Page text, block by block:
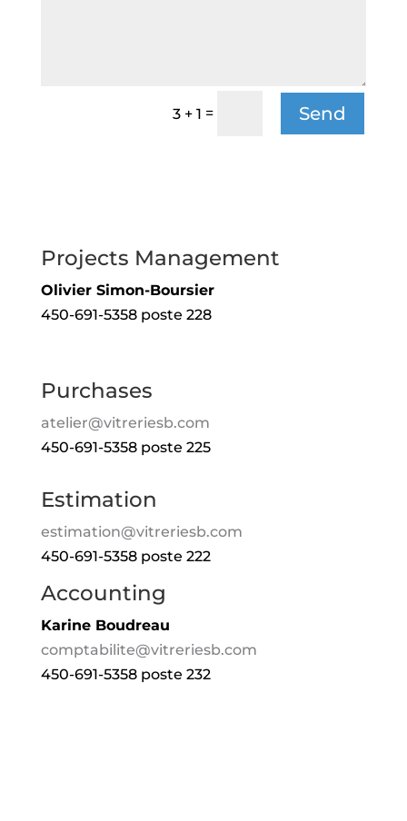
3 + 1 = Send
Projects Management
Olivier Simon-Boursier
450-691-5358 poste 228
Purchases
atelier@vitreriesb.com
450-691-5358 poste 225
Estimation
estimation@vitreriesb.com
450-691-5358 poste 222
Accounting
Karine Boudreau
comptabilite@vitreriesb.com
450-691-5358 poste 232